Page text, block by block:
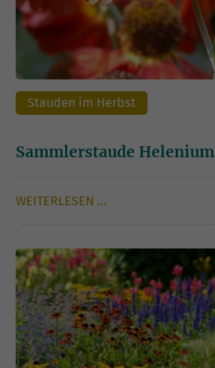
Stauden im Herbst
Sammlerstaude Helenium
WEITERLESEN …